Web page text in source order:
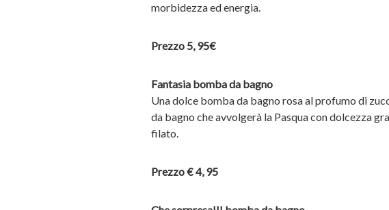
morbidezza ed energia.
Prezzo 5, 95€
Fantasia bomba da bagno
Una dolce bomba da bagno rosa al profumo di
da bagno che avvolgerà la Pasqua con dolcezza
filato.
Prezzo € 4, 95